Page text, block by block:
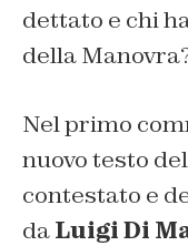
dettato e chi
della
Nel primo
nuovo testo
contestato e
daLuigi Di